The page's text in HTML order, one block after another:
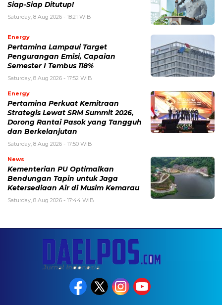
Siap-Siap Ditutup!
Saturday, 8 Aug 2026 - 18:21 WIB
Energy
Pertamina Lampaui Target
Pengurangan Emisi, Capaian
Semester I Tembus 118%
Saturday, 8 Aug 2026 - 17:52 WIB
Energy
Pertamina Perkuat Kemitraan
Strategis Lewat SRM Summit 2026,
Dorong Rantai Pasok yang Tangguh
dan Berkelanjutan
Saturday, 8 Aug 2026 - 17:50 WIB
News
Kementerian PU Optimalkan
Bendungan Tapin untuk Jaga
Ketersediaan Air di Musim Kemarau
Saturday, 8 Aug 2026 - 17:44 WIB